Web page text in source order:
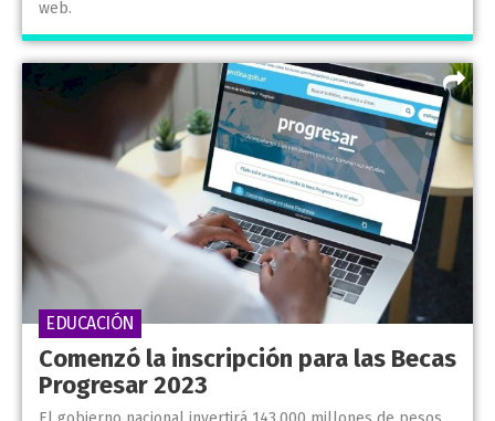
web.
Comenzó la inscripción para las Becas
Progresar 2023
EDUCACIÓN